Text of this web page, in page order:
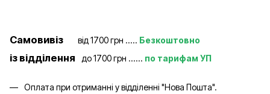
Самовивіз від 1700 грн ..... Безкоштовно
із відділення до 1700 грн ...... по тарифам УП
Оплата при отриманні у відділенні "Нова Пошта".